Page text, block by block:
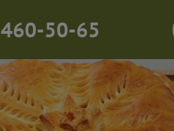
460-50-65